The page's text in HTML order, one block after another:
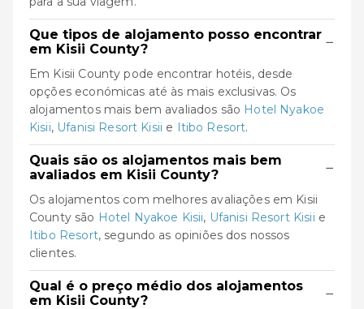
Que tipos de alojamento posso encontrar
em Kisii County?
−
Em Kisii County pode encontrar hotéis, desde
opções económicas até às mais exclusivas. Os
alojamentos mais bem avaliados são Hotel Nyakoe
Kisii, Ufanisi Resort Kisii e Itibo Resort.
Quais são os alojamentos mais bem
avaliados em Kisii County?
−
Os alojamentos com melhores avaliações em Kisii
County são Hotel Nyakoe Kisii, Ufanisi Resort Kisii e
Itibo Resort, segundo as opiniões dos nossos
clientes.
Qual é o preço médio dos alojamentos
em Kisii County?
−